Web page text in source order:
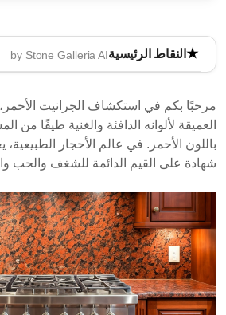
النقاط الرئيسيةby Stone Galleria AI
أكثر من 20 دولة، وتعد الهند
قوة ضغط عالية وجاذبية جمالية، مما
لتطبيقات متنوعة مثل الأسطح
الفريدة والحس الثقافي للحجر في
وتعتبر الهند موردًا رائدًا.
يتميز بقوة ضغط عالية وهو مناسب
الداخلية والخارجية.
تعزز الأنماط والألوان الفريدة للحجر
مرحبًا بكم في استكشاف الجرانيت
العميقة لألوانه الدافئة والغنية طيفًا من
باللون الأحمر. في عالم الأحجار الطبيعية،
شهادة على القيم الدائمة للشغف والحب